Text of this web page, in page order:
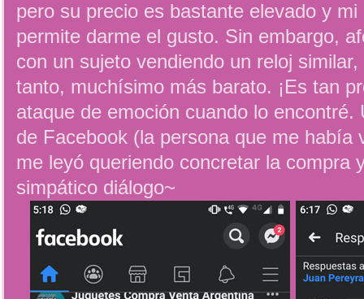
pero su precio es bastante elevado y
permite darme el gusto. Sin embargo,
con un sujeto vendiendo un reloj
tanto, muchísimo más barato. ¡Es tan
ataque de emoción cuando lo encontré.
de Facebook (la persona que me había
me leyó queriendo concretar la compra
simpático diálogo~